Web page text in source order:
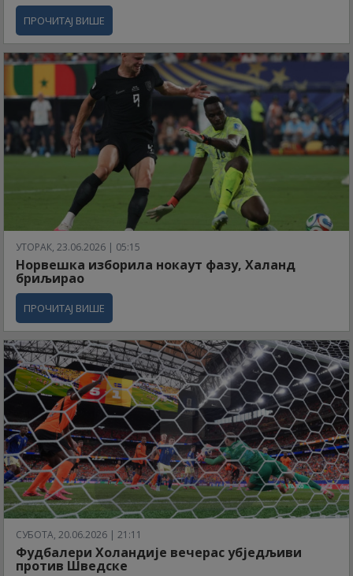
ПРОЧИТАЈ ВИШЕ
УТОРАК, 23.06.2026 | 05:15
Норвешка изборила нокаут фазу, Халанд
бриљирао
ПРОЧИТАЈ ВИШЕ
СУБОТА, 20.06.2026 | 21:11
Фудбалери Холандије вечерас убједљиви
против Шведске